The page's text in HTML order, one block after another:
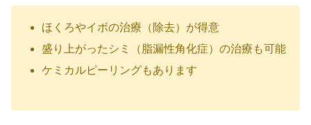
ほくろやイボの治療（除去）が得意
盛り上がったシミ（脂漏性角化症）の治療も可能
ケミカルピーリングもあります